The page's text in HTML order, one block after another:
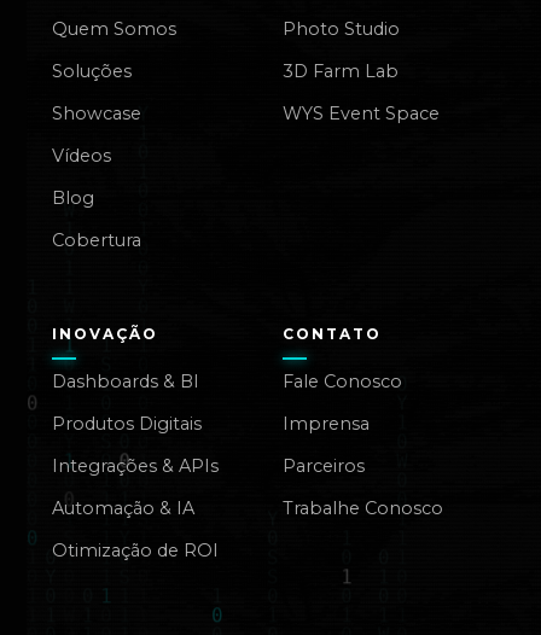
Quem Somos
Soluções
Showcase
Vídeos
Blog
Cobertura
Photo Studio
3D Farm Lab
WYS Event Space
INOVAÇÃO
Dashboards & BI
Produtos Digitais
Integrações & APIs
Automação & IA
Otimização de ROI
CONTATO
Fale Conosco
Imprensa
Parceiros
Trabalhe Conosco